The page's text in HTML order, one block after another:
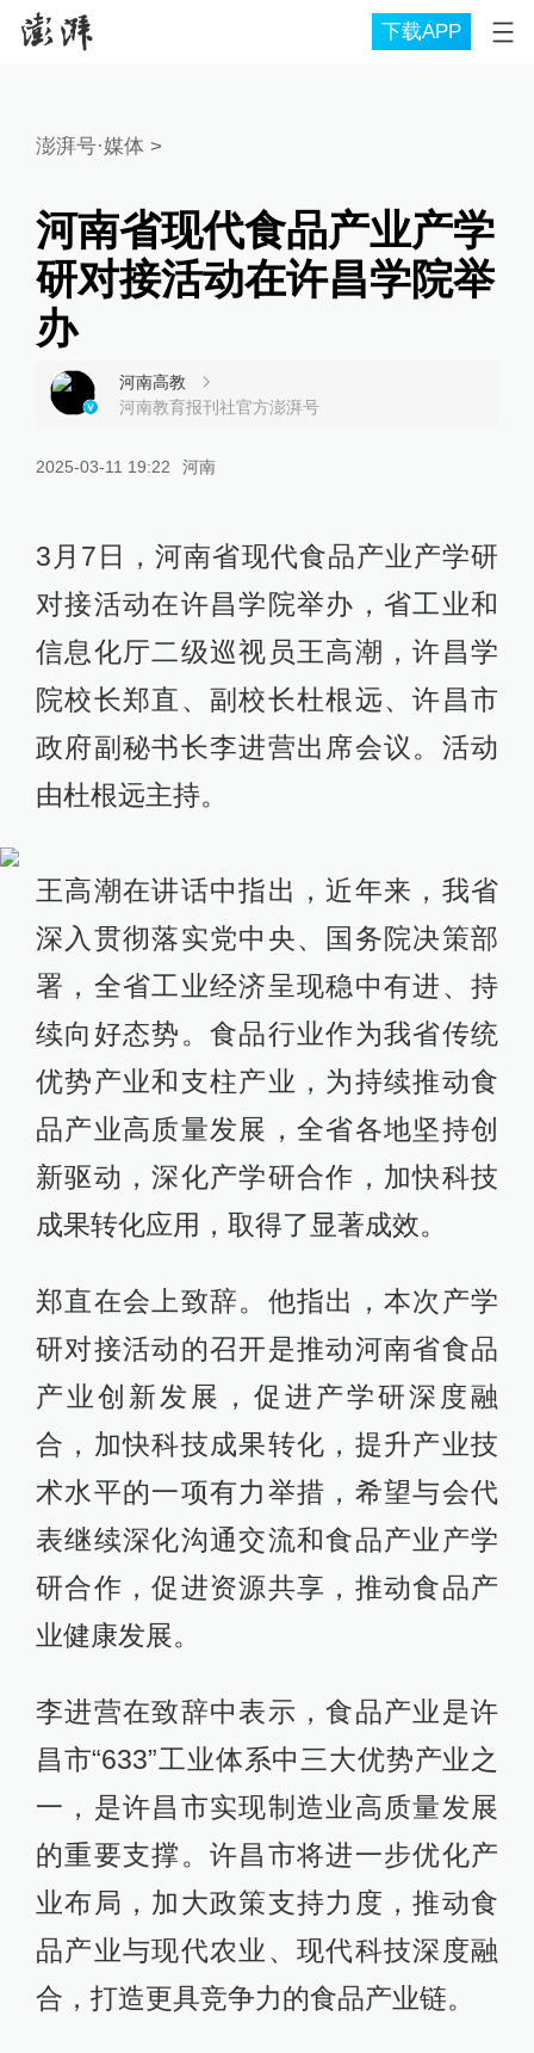
下载APP
澎湃号·媒体 >
河南省现代食品产业产学
研对接活动在许昌学院举
办
河南高教
河南教育报刊社官方澎湃号
2025-03-11 19:22 河南
3月7日，河南省现代食品产业产学研
对接活动在许昌学院举办，省工业和
信息化厅二级巡视员王高潮，许昌学
院校长郑直、副校长杜根远、许昌市
政府副秘书长李进营出席会议。活动
由杜根远主持。
王高潮在讲话中指出，近年来，我省
深入贯彻落实党中央、国务院决策部
署，全省工业经济呈现稳中有进、持
续向好态势。食品行业作为我省传统
优势产业和支柱产业，为持续推动食
品产业高质量发展，全省各地坚持创
新驱动，深化产学研合作，加快科技
成果转化应用，取得了显著成效。
郑直在会上致辞。他指出，本次产学
研对接活动的召开是推动河南省食品
产业创新发展，促进产学研深度融
合，加快科技成果转化，提升产业技
术水平的一项有力举措，希望与会代
表继续深化沟通交流和食品产业产学
研合作，促进资源共享，推动食品产
业健康发展。
李进营在致辞中表示，食品产业是许
昌市“633”工业体系中三大优势产业之
一，是许昌市实现制造业高质量发展
的重要支撑。许昌市将进一步优化产
业布局，加大政策支持力度，推动食
品产业与现代农业、现代科技深度融
合，打造更具竞争力的食品产业链。